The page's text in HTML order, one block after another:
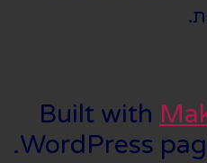
Built with
WordPress